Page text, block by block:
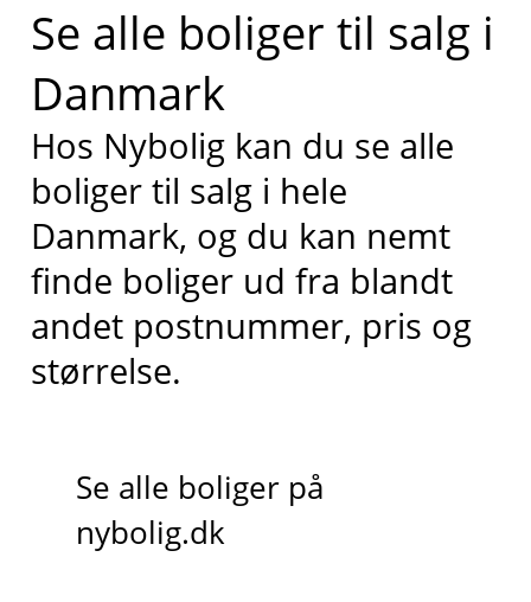
Se alle boliger til salg i
Danmark
Hos Nybolig kan du se alle
boliger til salg i hele
Danmark, og du kan nemt
finde boliger ud fra blandt
andet postnummer, pris og
størrelse.
Se alle boliger på
nybolig.dk